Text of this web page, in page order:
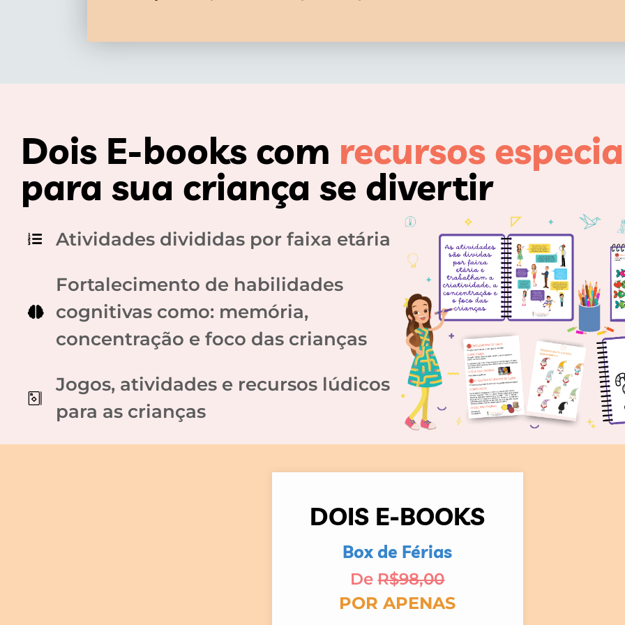
Dois E-books com recursos
para sua criança se divertir
Atividades divididas por faixa etária
Fortalecimento de habilidades
cognitivas como: memória,
concentração e foco das crianças
Jogos, atividades e recursos lúdicos
para as crianças
DOIS E-BOOKS
Box de Férias
DeR$98,00
POR APENAS